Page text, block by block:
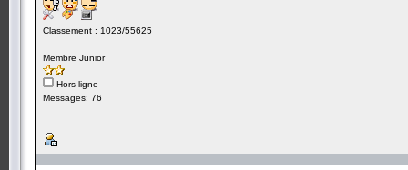
Classement : 1023/55625
Membre Junior
Hors ligne
Messages: 76